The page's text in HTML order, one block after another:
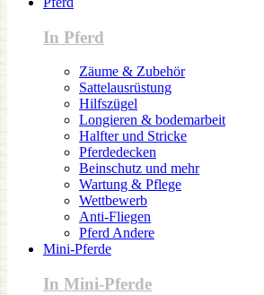
In Pferd
Zäume & Zubehör
Sattelausrüstung
Hilfszügel
Longieren & bodemarbeit
Halfter und Stricke
Pferdedecken
Beinschutz und mehr
Wartung & Pflege
Wettbewerb
Anti-Fliegen
Pferd Andere
Mini-Pferde
In Mini-Pferde